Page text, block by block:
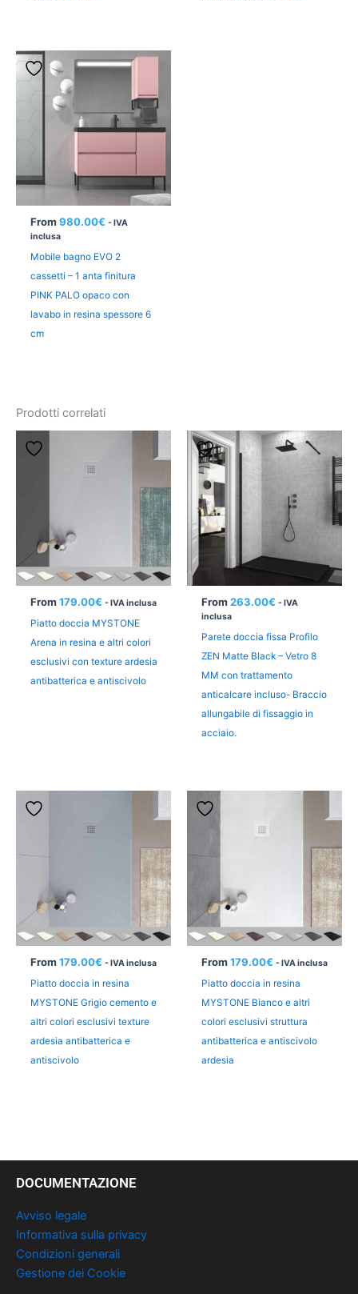
From 980.00€ - IVA
inclusa
Mobile bagno EVO 2
cassetti – 1 anta finitura
PINK PALO opaco con
lavabo in resina spessore 6
cm
Prodotti correlati
From 179.00€ - IVA inclusa
Piatto doccia MYSTONE
Arena in resina e altri colori
esclusivi con texture ardesia
antibatterica e antiscivolo
From 263.00€ - IVA
inclusa
Parete doccia fissa Profilo
ZEN Matte Black – Vetro 8
MM con trattamento
anticalcare incluso- Braccio
allungabile di fissaggio in
acciaio.
From 179.00€ - IVA inclusa
Piatto doccia in resina
MYSTONE Grigio cemento e
altri colori esclusivi texture
ardesia antibatterica e
antiscivolo
From 179.00€ - IVA inclusa
Piatto doccia in resina
MYSTONE Bianco e altri
colori esclusivi struttura
antibatterica e antiscivolo
ardesia
DOCUMENTAZIONE
Avviso legale
Informativa sulla privacy
Condizioni generali
Gestione dei Cookie